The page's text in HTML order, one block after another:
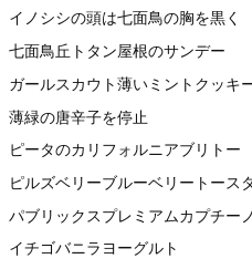
イノシシの頭は七面鳥の胸を黒く
七面鳥丘トタン屋根のサンデー
ガールスカウト薄いミントクッキ
薄緑の唐辛子を停止
ピータのカリフォルニアブリトー
ピルズベリーブルーベリートース
パブリックスプレミアムカプチー
イチゴバニラヨーグルト